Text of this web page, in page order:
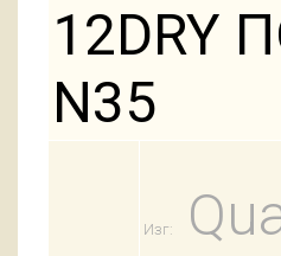
12DRY
N35
Изг: